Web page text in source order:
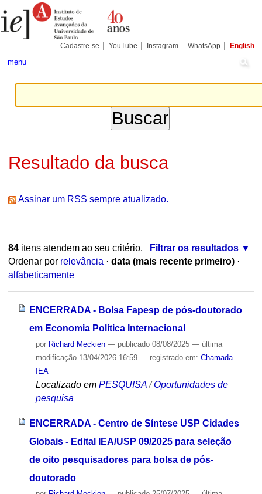
para
conteúdo.
Pessoais
Cadastre-se YouTube Instagram WhatsApp English
menu
Resultado da busca
Assinar um RSS sempre atualizado.
84itens atendem ao seu critério.
Filtrar os resultados
Ordenar por relevância · data (mais recente primeiro) ·
alfabeticamente
ENCERRADA - Bolsa Fapesp de pós-doutorado
em Economia Política Internacional
por Richard Meckien — publicado08/08/2025 — última
modificação13/04/2026 16:59 — registrado em: Chamada
IEA
Localizado em PESQUISA /Oportunidades de
pesquisa
ENCERRADA - Centro de Síntese USP Cidades
Globais - Edital IEA/USP 09/2025 para seleção
de oito pesquisadores para bolsa de pós-
doutorado